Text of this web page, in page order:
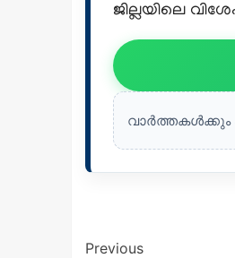
ജില്ലയിലെ
Previous